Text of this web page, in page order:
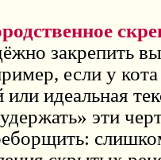
закрепить
если у
идеальная
эти